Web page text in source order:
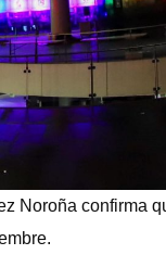
Noroña confirma